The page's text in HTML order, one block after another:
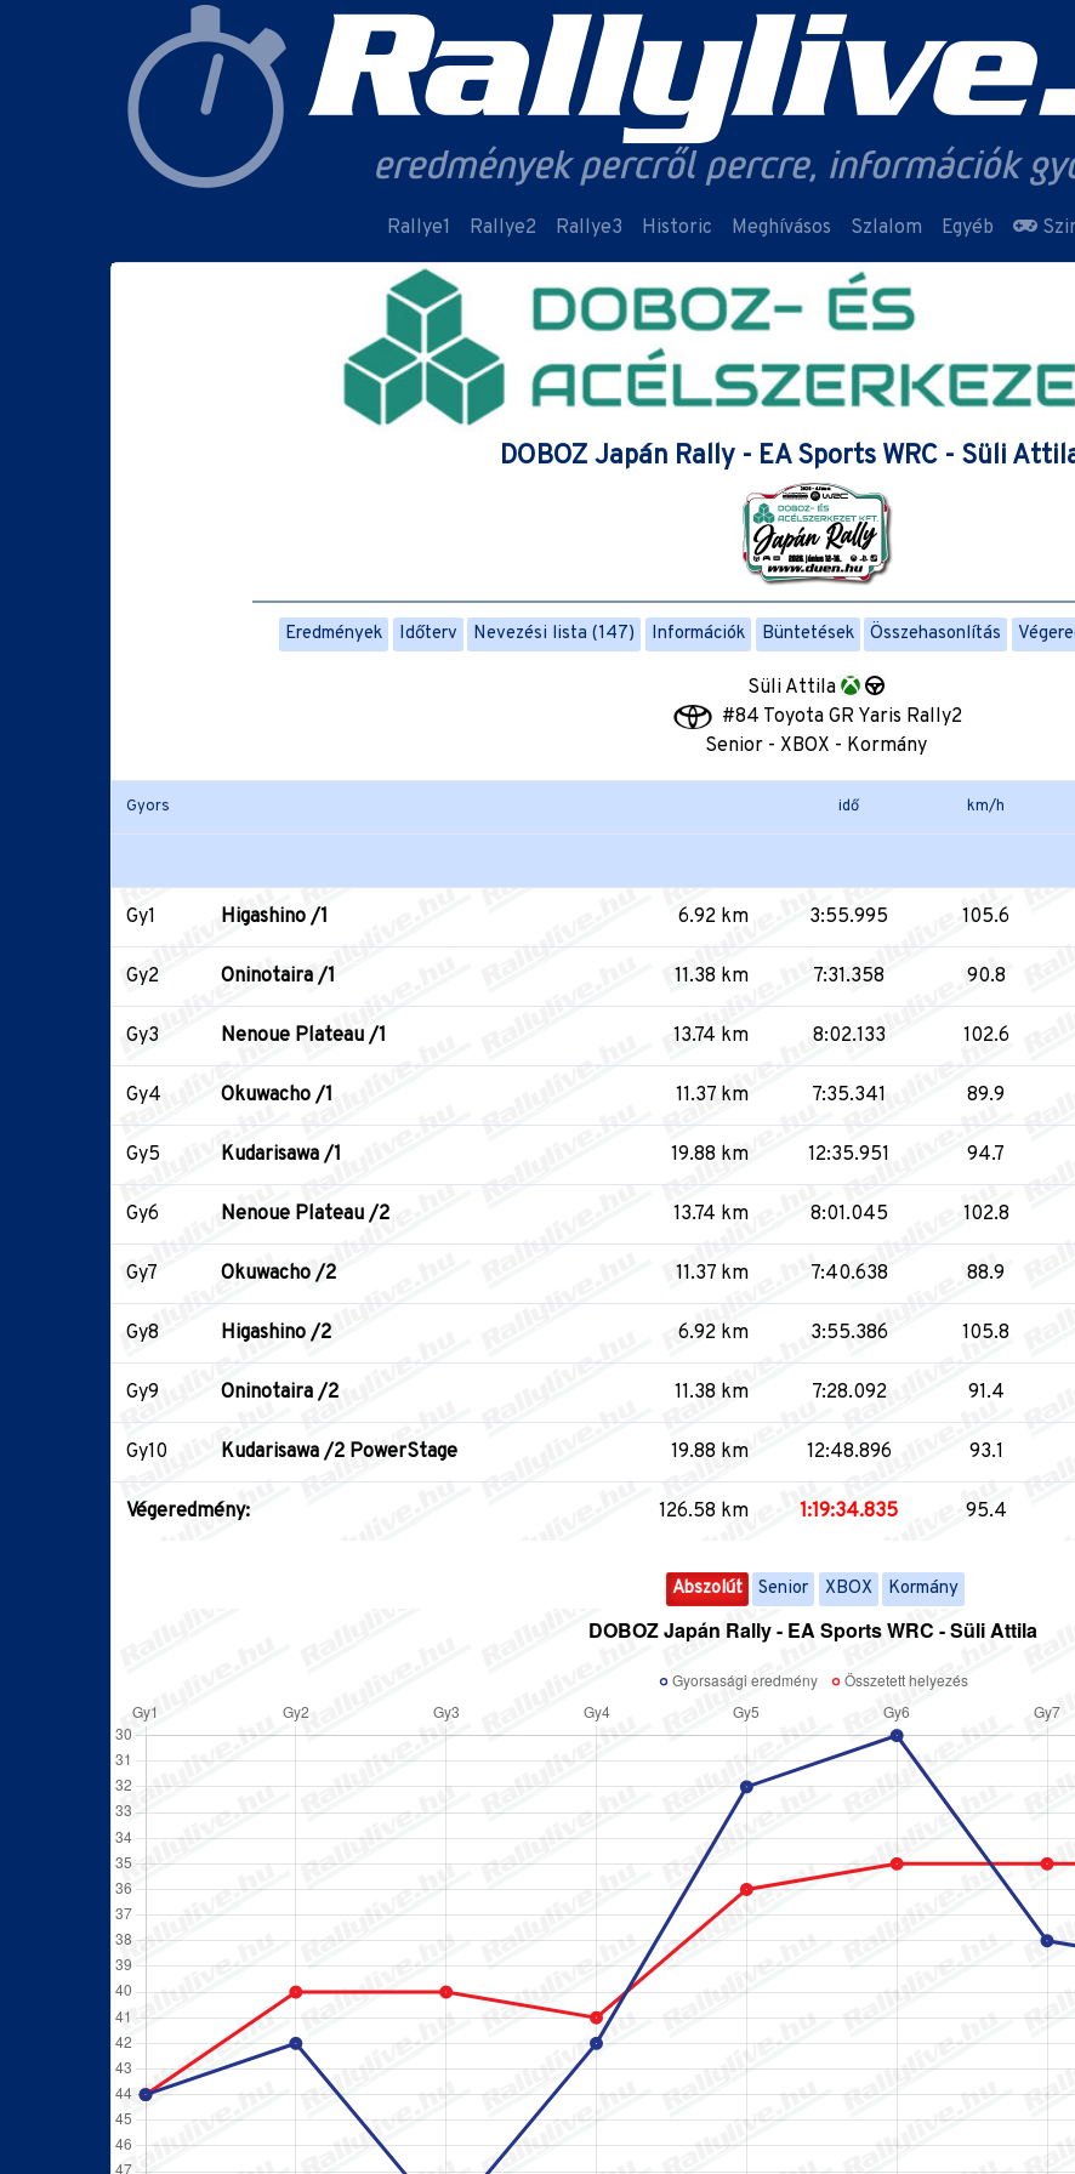
Rallye1 Rallye2 Rallye3 Historic Meghívásos Szlalom Egyéb
DOBOZ Japán Rally - EA Sports WRC - Süli
Eredmények Időterv Nevezési lista (147) Információk Büntetések Összehasonlítás
Süli Attila
#84 Toyota GR Yaris Rally2
Senior - XBOX - Kormány
Gyors idő km/h
Gy1 Higashino /1 6.92 km 3:55.995 105.6
Gy2 Oninotaira /1 11.38 km 7:31.358 90.8
Gy3 Nenoue Plateau /1 13.74 km 8:02.133 102.6
Gy4 Okuwacho /1 11.37 km 7:35.341 89.9
Gy5 Kudarisawa /1 19.88 km 12:35.951 94.7
Gy6 Nenoue Plateau /2 13.74 km 8:01.045 102.8
Gy7 Okuwacho /2 11.37 km 7:40.638 88.9
Gy8 Higashino /2 6.92 km 3:55.386 105.8
Gy9 Oninotaira /2 11.38 km 7:28.092 91.4
Gy10 Kudarisawa /2 PowerStage 19.88 km 12:48.896 93.1
Végeredmény: 126.58 km 1:19:34.835 95.4
Abszolút Senior XBOX Kormány